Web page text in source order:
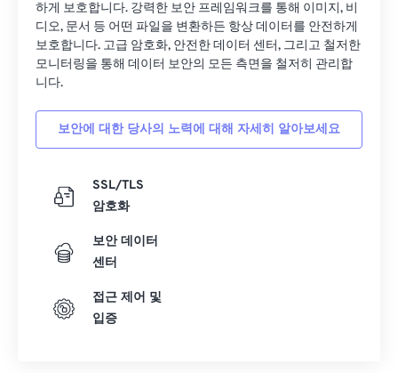
하게 보호합니다. 강력한 보안 프레임워크를 통해 이미지, 비
디오, 문서 등 어떤 파일을 변환하든 항상 데이터를 안전하게
보호합니다. 고급 암호화, 안전한 데이터 센터, 그리고 철저한
모니터링을 통해 데이터 보안의 모든 측면을 철저히 관리합
니다.
보안에 대한 당사의 노력에 대해 자세히 알아보세요
SSL/TLS
암호화
보안 데이터
센터
접근 제어 및
입증